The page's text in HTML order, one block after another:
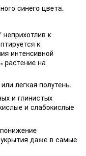
синего цвета.
к
к
интенсивной
растение на
легкая полутень.
и глинистых
и слабокислые
даже в самые